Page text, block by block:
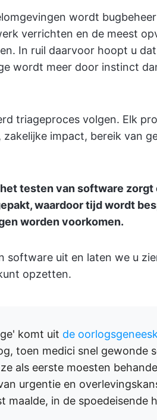
wordt
verrichten en de meest
In ruil daarvoor hoopt u
wordt meer door instinct
triageproces volgen. Elk
impact, bereik van
testen van software zorgt
waardoor tijd wordt
worden voorkomen.
software uit en laten we u
opzetten.
komt uit de
toen medici snel gewonde
als eerste moesten
urgentie en
maalde, in de spoedeisende